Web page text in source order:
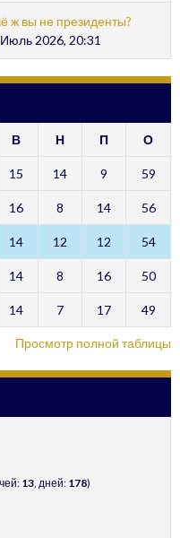
ж вы не президенты?
2026, 20:31
В Н П О
15 14 9 59
16 8 14 56
14 12 12 54
14 8 16 50
14 7 17 49
Просмотр полной таблицы
13 , дней: 178)